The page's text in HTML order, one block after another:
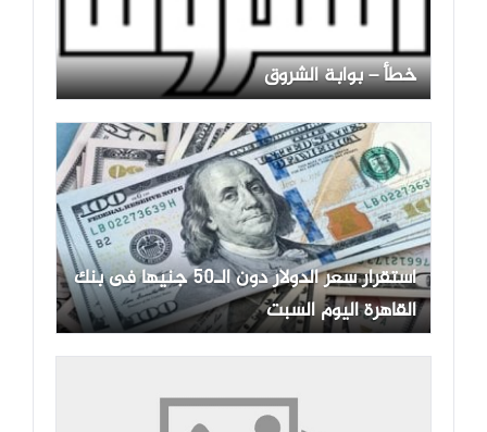
خطأ – بوابة الشروق
استقرار سعر الدولار دون الـ50 جنيها فى بنك
القاهرة اليوم السبت